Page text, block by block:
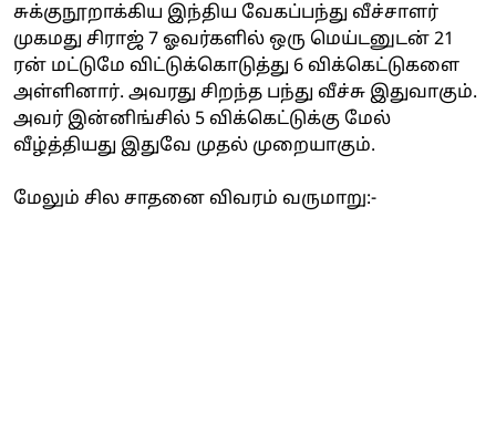
சுக்குநூறாக்கிய இந்திய வேகப்பந்து வீச்சாளர்
முகமது சிராஜ் 7 ஓவர்களில் ஒரு மெய்டனுடன் 21
ரன் மட்டுமே விட்டுக்கொடுத்து 6 விக்கெட்டுகளை
அள்ளினார். அவரது சிறந்த பந்து வீச்சு இதுவாகும்.
அவர் இன்னிங்சில் 5 விக்கெட்டுக்கு மேல்
வீழ்த்தியது இதுவே முதல் முறையாகும்.
மேலும் சில சாதனை விவரம் வருமாறு:-